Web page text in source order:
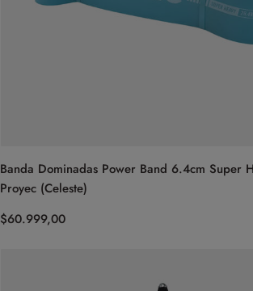
Banda Dominadas Power Band 6.4cm Super
Proyec (Celeste)
$60.999,00